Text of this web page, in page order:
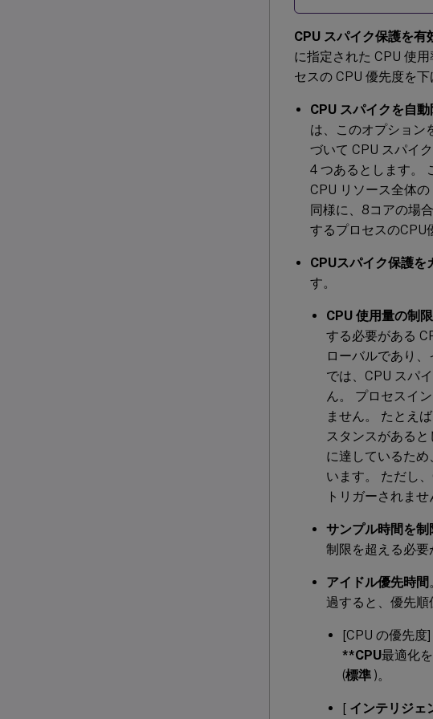
CPU スパイク保護を有
に指定された CPU 使
セスの CPU 優先度を下
CPU スパイクを自動
は、このオプション
づいて CPU スパイ
4 つあるとします。
CPU リソース全体
同様に、8コアの場
するプロセスのCPU
CPUスパイク保護を
す。
CPU 使用量の制限
する必要がある
ローバルであり
では、CPU スパ
ん。 プロセスイ
ません。 たとえ
スタンスがある
に達しているた
います。 ただし
トリガーされませ
サンプル時間を制
制限を超える必要
アイドル優先時間
過すると、優先順
[CPU の優先度
**CPU最適化
(標準 )。
[ インテリジェ